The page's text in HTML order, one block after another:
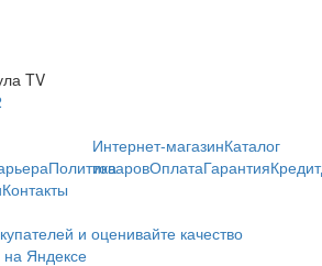
TV
Политика
Контакты
Интернет-магазинКаталог
товаровОплатаГарантияКредит